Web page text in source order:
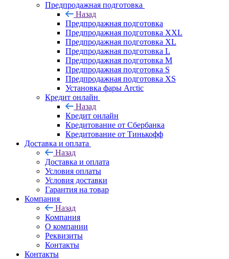
Предпродажная подготовка
Назад
Предпродажная подготовка
Предпродажная подготовка XXL
Предпродажная подготовка XL
Предпродажная подготовка L
Предпродажная подготовка M
Предпродажная подготовка S
Предпродажная подготовка XS
Установка фары Arctic
Кредит онлайн
Назад
Кредит онлайн
Кредитование от Сбербанка
Кредитование от Тинькофф
Доставка и оплата
Назад
Доставка и оплата
Условия оплаты
Условия доставки
Гарантия на товар
Компания
Назад
Компания
О компании
Реквизиты
Контакты
Контакты